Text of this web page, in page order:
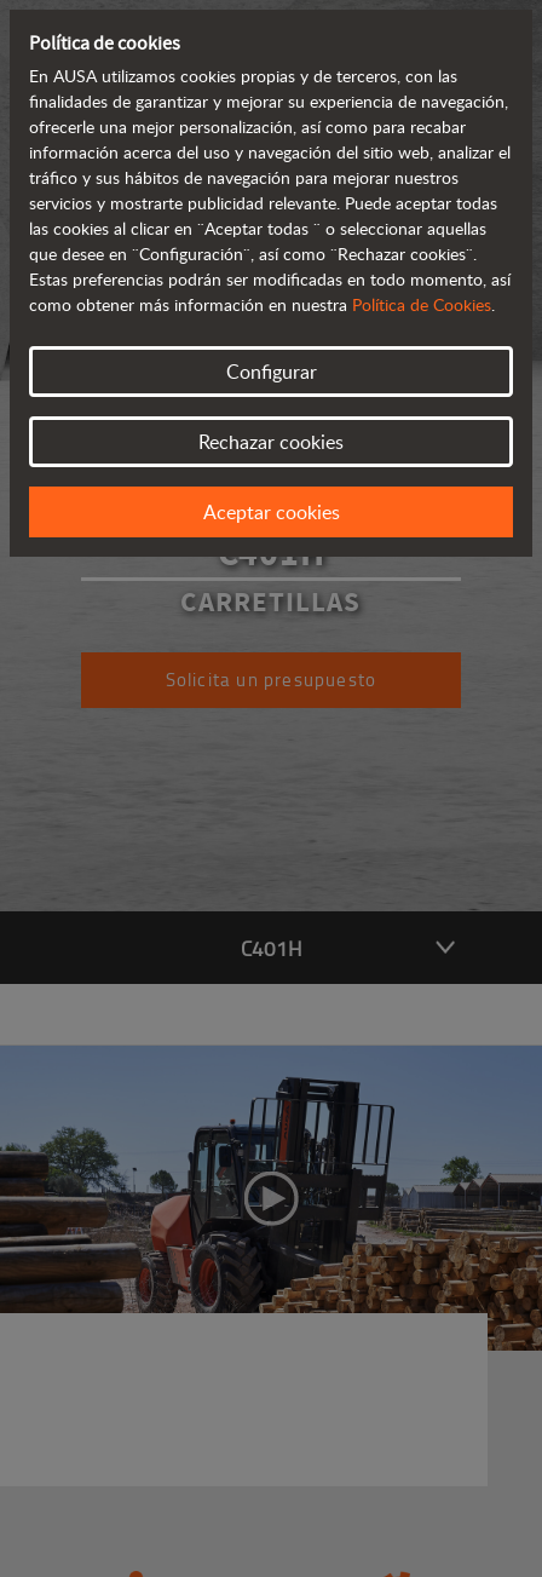
C401H
CARRETILLAS
Solicita un presupuesto
C401H
Política de cookies
En AUSA utilizamos cookies propias y de terceros, con las
finalidades de garantizar y mejorar su experiencia de navegación,
ofrecerle una mejor personalización, así como para recabar
información acerca del uso y navegación del sitio web, analizar el
tráfico y sus hábitos de navegación para mejorar nuestros
servicios y mostrarte publicidad relevante. Puede aceptar todas
las cookies al clicar en ¨Aceptar todas ¨ o seleccionar aquellas
que desee en ¨Configuración¨, así como ¨Rechazar cookies¨.
Estas preferencias podrán ser modificadas en todo momento, así
como obtener más información en nuestra Política de Cookies.
Configurar
Rechazar cookies
Aceptar cookies